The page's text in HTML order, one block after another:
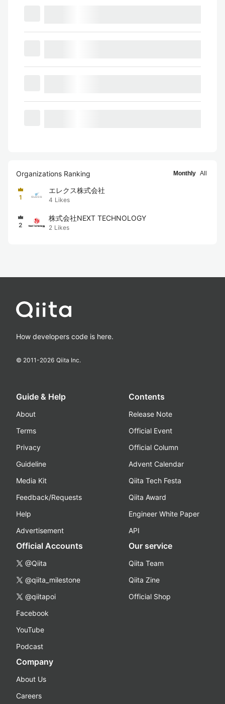
Organizations Ranking Monthly All
1
エレクス株式会社
4 Likes
2
株式会社NEXT TECHNOLOGY
2 Likes
How developers code is here.
© 2011-2026 Qiita Inc.
Guide & Help
About
Terms
Privacy
Guideline
Media Kit
Feedback/Requests
Help
Advertisement
Contents
Release Note
Official Event
Official Column
Advent Calendar
Qiita Tech Festa
Qiita Award
Engineer White Paper
API
Official Accounts
@Qiita
@qiita_milestone
@qiitapoi
Facebook
YouTube
Podcast
Our service
Qiita Team
Qiita Zine
Official Shop
Company
About Us
Careers